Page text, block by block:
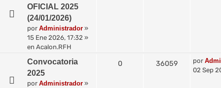
OFICIAL 2025
(24/01/2026)
por Administrador »
15 Ene 2026, 17:32 »
en Acalon.RFH
Convocatoria
2025
por Administrador »
0 36059 por
02 Sep